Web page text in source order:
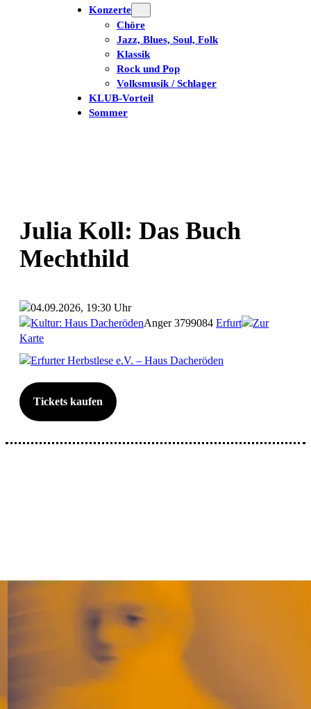
Konzerte
Chöre
Jazz, Blues, Soul, Folk
Klassik
Rock und Pop
Volksmusik / Schlager
KLUB-Vorteil
Sommer
Julia Koll: Das Buch
Mechthild
04.09.2026, 19:30 Uhr
Kultur: Haus DacherödenAnger 3799084 Erfurt
Zur
Karte
Erfurter Herbstlese e.V. – Haus Dacheröden
Tickets kaufen